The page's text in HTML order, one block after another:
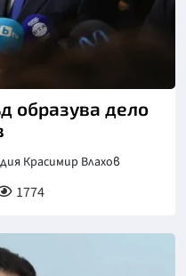
образува дело
Красимир Влахов
1774